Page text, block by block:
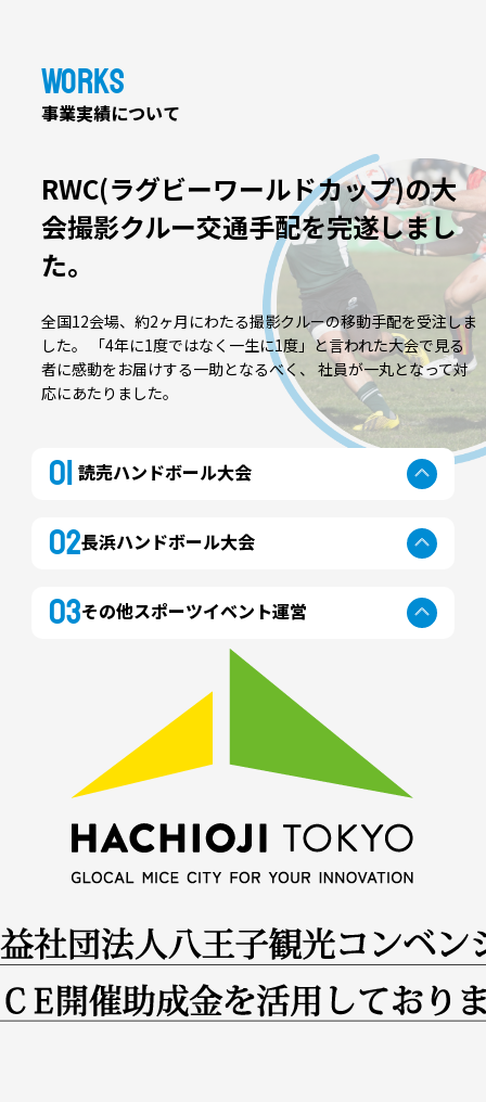
Works
事業実績について
RWC(ラグビーワールドカップ)の大
会撮影クルー交通手配を完遂しまし
た。
全国12会場、約2ヶ月にわたる撮影クルーの移動手配を受注しま
した。
「4年に1度ではなく一生に1度」と言われた大会で見る
者に感動をお届けする一助となるべく、 社員が一丸となって対
応にあたりました。
01 読売ハンドボール大会
02長浜ハンドボール大会
03その他スポーツイベント運営